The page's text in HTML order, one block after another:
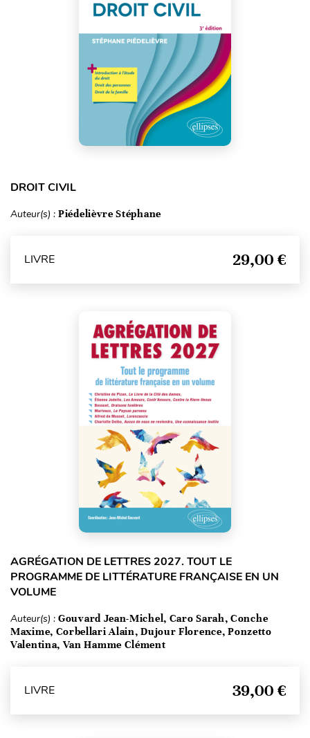
DROIT CIVIL
Auteur(s) : Piédelièvre Stéphane
LIVRE 29,00 €
AGRÉGATION DE LETTRES 2027. TOUT LE
PROGRAMME DE LITTÉRATURE FRANÇAISE EN UN
VOLUME
Auteur(s) : Gouvard Jean-Michel, Caro Sarah, Conche
Maxime, Corbellari Alain, Dujour Florence, Ponzetto
Valentina, Van Hamme Clément
LIVRE 39,00 €